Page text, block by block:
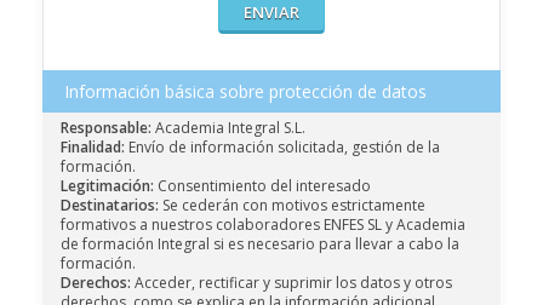
Información básica sobre protección de datos
Responsable: Academia Integral S.L.
Finalidad: Envío de información solicitada, gestión de la
formación.
Legitimación: Consentimiento del interesado
Destinatarios: Se cederán con motivos estrictamente
formativos a nuestros colaboradores ENFES SL y Academia
de formación Integral si es necesario para llevar a cabo la
formación.
Derechos: Acceder, rectificar y suprimir los datos y otros